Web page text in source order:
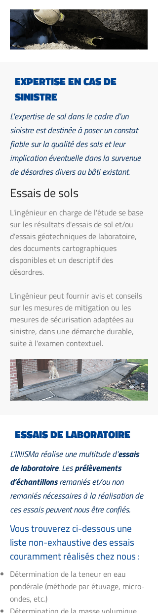
EXPERTISE EN CAS DE
SINISTRE
L'expertise de sol dans le cadre d'un
sinistre est destinée à poser un constat
fiable sur la qualité des sols et leur
implication éventuelle dans la survenue
de désordres divers au bâti existant.
Essais de sols
L'ingénieur en charge de l'étude se base
sur les résultats d'essais de sol et/ou
d'essais géotechniques de laboratoire,
des documents cartographiques
disponibles et un descriptif des
désordres.
L'ingénieur peut fournir avis et conseils
sur les mesures de mitigation ou les
mesures de sécurisation adaptées au
sinistre, dans une démarche durable,
suite à l'examen contextuel.
ESSAIS DE LABORATOIRE
L’INISMa réalise une multitude d’essais
de laboratoire. Lesprélèvements
d’échantillonsremaniés et/ou non
remaniés nécessaires à la réalisation de
ces essais peuvent nous être confiés.
Vous trouverez ci-dessous une
liste non-exhaustive des essais
couramment réalisés chez nous :
Détermination de la teneur en eau
pondérale (méthode par étuvage, micro-
ondes, etc.)